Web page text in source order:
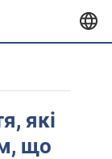
які
що